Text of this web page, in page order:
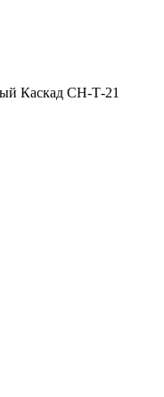
Каскад СН-Т-21